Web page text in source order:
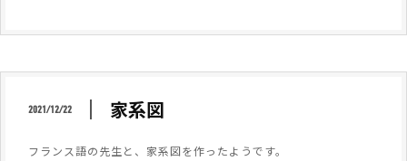
2021/12/22 家系図
フランス語の先生と、家系図を作ったようです。